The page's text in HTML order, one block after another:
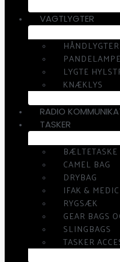
VAGTLYGTER
HÅNDLYGTER
LYGTE
KNÆKLYS
RADIO
TASKER
CAMEL BAG
DRYBAG
IFAK &
RYGSÆK
GEAR BAGS
SLINGBAGS
TASKER